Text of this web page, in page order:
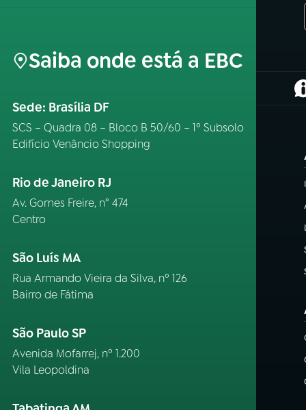
Saiba onde está a EBC
Sede: Brasília DF
SCS – Quadra 08 – Bloco B 50/60 – 1º Subsolo
Edifício Venâncio Shopping
Rio de Janeiro RJ
Av. Gomes Freire, n° 474
Centro
São Luís MA
Rua Armando Vieira da Silva, nº 126
Bairro de Fátima
São Paulo SP
Avenida Mofarrej, nº 1.200
Vila Leopoldina